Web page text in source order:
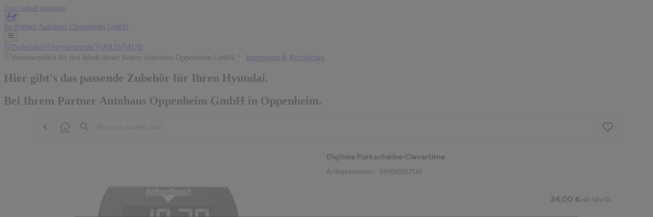
Zum Inhalt springen
Ihr Partner Autohaus Oppenheim GmbH
Probefahrt Servicetermin
06133/94170
Verantwortlich für den Inhalt dieser Seiten: Autohaus Oppenheim GmbH. 1 Impressum & Rechtliches
Hier gibt's das passende Zubehör für Ihren Hyundai.
Bei Ihrem Partner Autohaus Oppenheim GmbH in Oppenheim.
Digitale Parkscheibe-Clevertime
Artikelnummer: 9999Z057135
34,00 €inkl. MwSt.